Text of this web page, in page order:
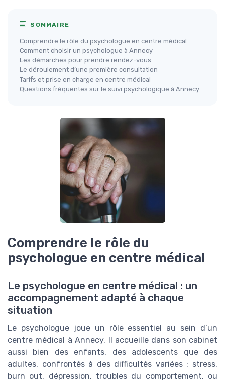
SOMMAIRE
Comprendre le rôle du psychologue en centre médical
Comment choisir un psychologue à Annecy
Les démarches pour prendre rendez-vous
Le déroulement d’une première consultation
Tarifs et prise en charge en centre médical
Questions fréquentes sur le suivi psychologique à Annecy
Comprendre le rôle du
psychologue en centre médical
Le psychologue en centre médical : un
accompagnement adapté à chaque
situation
Le psychologue joue un rôle essentiel au sein d’un
centre médical à Annecy. Il accueille dans son cabinet
aussi bien des enfants, des adolescents que des
adultes, confrontés à des difficultés variées : stress,
burn out, dépression, troubles du comportement, ou